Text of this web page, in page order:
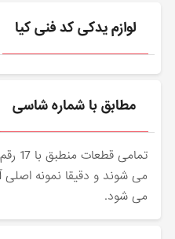
لوازم یدکی کد فنی کیا
مطابق با شماره شاسی
می شوند و دقیقا نمونه اصلی
می شود.